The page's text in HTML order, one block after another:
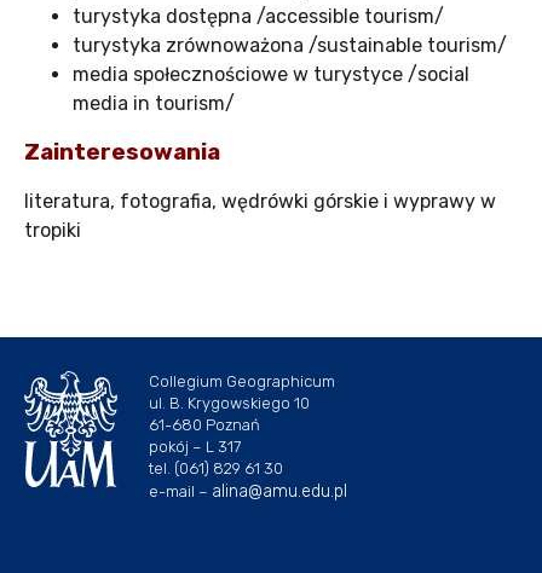
turystyka dostępna /accessible tourism/
turystyka zrównoważona /sustainable tourism/
media społecznościowe w turystyce /social
media in tourism/
Zainteresowania
literatura, fotografia, wędrówki górskie i wyprawy w
tropiki
Collegium Geographicum
ul. B. Krygowskiego 10
61-680 Poznań
pokój – L 317
tel. (061) 829 61 30
e-mail – alina@amu.edu.pl